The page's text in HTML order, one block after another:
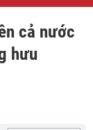
cả nước
hưu